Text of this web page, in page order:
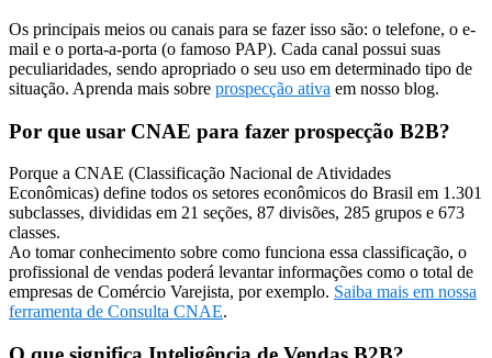
Os principais meios ou canais para se fazer isso são: o telefone, o e-
mail e o porta-a-porta (o famoso PAP). Cada canal possui suas
peculiaridades, sendo apropriado o seu uso em determinado tipo de
situação. Aprenda mais sobre prospecção ativa em nosso blog.
Por que usar CNAE para fazer prospecção B2B?
Porque a CNAE (Classificação Nacional de Atividades
Econômicas) define todos os setores econômicos do Brasil em 1.301
subclasses, divididas em 21 seções, 87 divisões, 285 grupos e 673
classes.
Ao tomar conhecimento sobre como funciona essa classificação, o
profissional de vendas poderá levantar informações como o total de
empresas de Comércio Varejista, por exemplo. Saiba mais em nossa
ferramenta de Consulta CNAE.